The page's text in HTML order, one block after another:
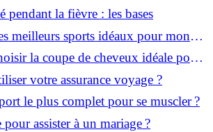
pendant la fièvre : les bases
meilleurs sports idéaux pour mon
la coupe de cheveux idéale pour
votre assurance voyage ?
le plus complet pour se muscler ?
assister à un mariage ?